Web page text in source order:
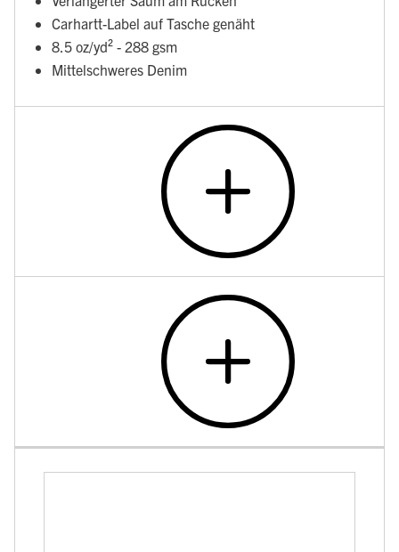
Carhartt-Label auf Tasche genäht
8.5 oz/yd² - 288 gsm
Mittelschweres Denim